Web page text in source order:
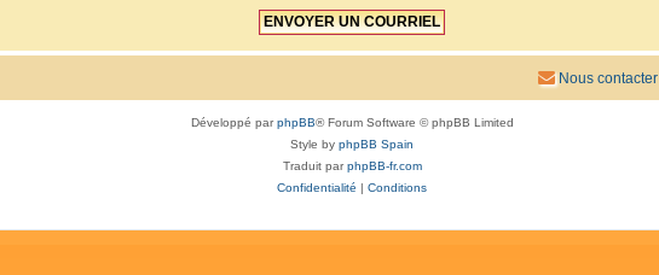
Nous contacter
Développé parphpBB® Forum Software © phpBB Limited
Style by phpBB Spain
Traduit parphpBB-fr.com
Confidentialité | Conditions